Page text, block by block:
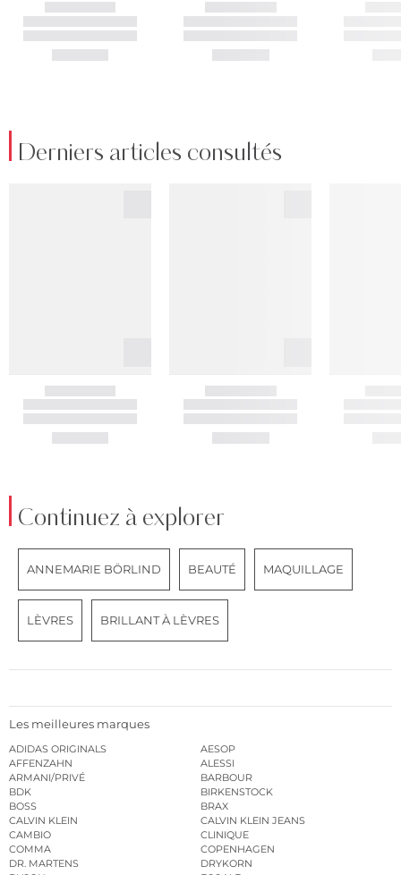
Derniers articles consultés
Continuez à explorer
ANNEMARIE BÖRLIND BEAUTÉ MAQUILLAGE
LÈVRES BRILLANT À LÈVRES
Les meilleures marques
ADIDAS ORIGINALS
AESOP
AFFENZAHN
ALESSI
ARMANI/PRIVÉ
BARBOUR
BDK
BIRKENSTOCK
BOSS
BRAX
CALVIN KLEIN
CALVIN KLEIN JEANS
CAMBIO
CLINIQUE
COMMA
COPENHAGEN
DR. MARTENS
DRYKORN